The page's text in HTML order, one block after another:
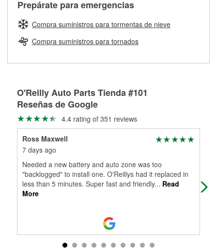
Herramientas de O'Reilly
para reparar el sistema hidráulico de tu maquinaria
agrícola o de construcción.
Más información acerca del servicio de mezcla de pintura
de O'Reilly
traigas tus partes de frenos, nuestros profesionales
medirán tus tambores o discos para determinar si pueden
ser rectificados con seguridad. Si tus tambores o discos no
pueden ser reutilizados, podemos ayudarte a encontrar las
partes de reemplazo correctas para tu reparación.
Rectificación de tambores y discos de freno
Prepárate para emergencias
Compra suministros para tormentas de nieve
Compra suministros para tornados
O'Reilly Auto Parts Tienda #101
Reseñas de Google
4.4 rating of 351 reviews
Ross Maxwell
7 days ago
Needed a new battery and auto zone was too
"backlogged" to install one. O'Reillys had it replaced in
less than 5 minutes. Super fast and friendly... Read
More